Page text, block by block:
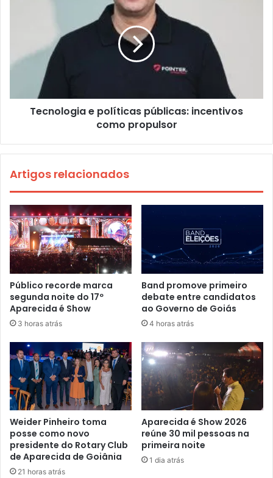
Tecnologia e políticas públicas: incentivos
como propulsor
Artigos relacionados
Público recorde marca
segunda noite do 17º
Aparecida é Show
3 horas atrás
Band promove primeiro
debate entre candidatos
ao Governo de Goiás
4 horas atrás
Weider Pinheiro toma
posse como novo
presidente do Rotary Club
de Aparecida de Goiânia
21 horas atrás
Aparecida é Show 2026
reúne 30 mil pessoas na
primeira noite
1 dia atrás